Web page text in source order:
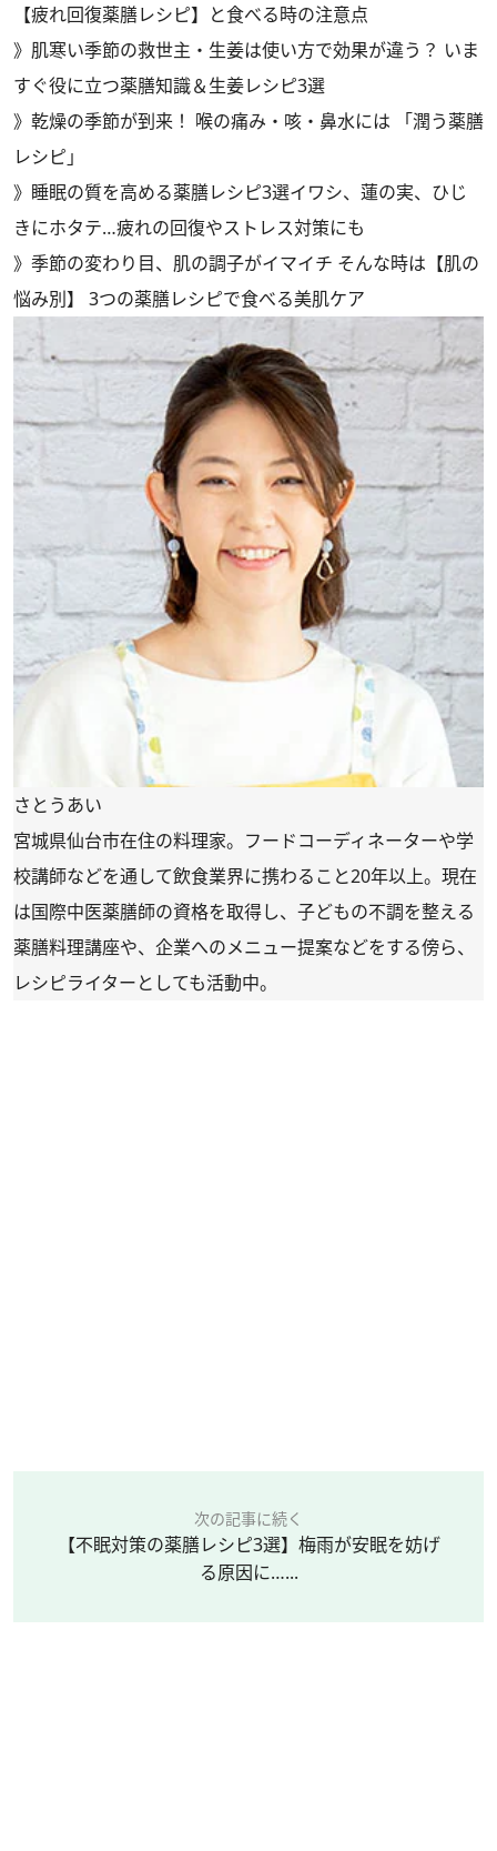
【疲れ回復薬膳レシピ】と食べる時の注意点
》 肌寒い季節の救世主・生姜は使い方で効果が違う？ いま
すぐ役に立つ薬膳知識＆生姜レシピ3選
》 乾燥の季節が到来！ 喉の痛み・咳・鼻水には 「潤う薬膳
レシピ」
》 睡眠の質を高める薬膳レシピ3選イワシ、蓮の実、ひじ
きにホタテ…疲れの回復やストレス対策にも
》 季節の変わり目、肌の調子がイマイチ そんな時は【肌の
悩み別】 3つの薬膳レシピで食べる美肌ケア
さとうあい
宮城県仙台市在住の料理家。フードコーディネーターや学
校講師などを通して飲食業界に携わること20年以上。現在
は国際中医薬膳師の資格を取得し、子どもの不調を整える
薬膳料理講座や、企業へのメニュー提案などをする傍ら、
レシピライターとしても活動中。
次の記事に続く
【不眠対策の薬膳レシピ3選】梅雨が安眠を妨げ
る原因に…...